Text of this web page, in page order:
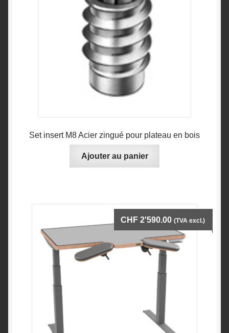
Set insert M8 Acier zingué pour plateau en bois
Ajouter au panier
CHF 2'590.00 (TVA excl.)